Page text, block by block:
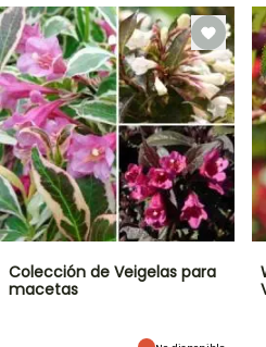
Colección de Veigelas para
macetas